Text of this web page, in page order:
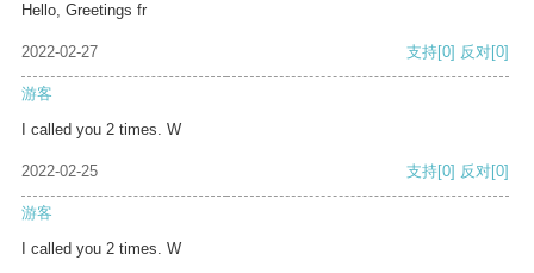
Hello, Greetings fr
2022-02-27 支持[0] 反对[0]
游客
I called you 2 times. W
2022-02-25 支持[0] 反对[0]
游客
I called you 2 times. W